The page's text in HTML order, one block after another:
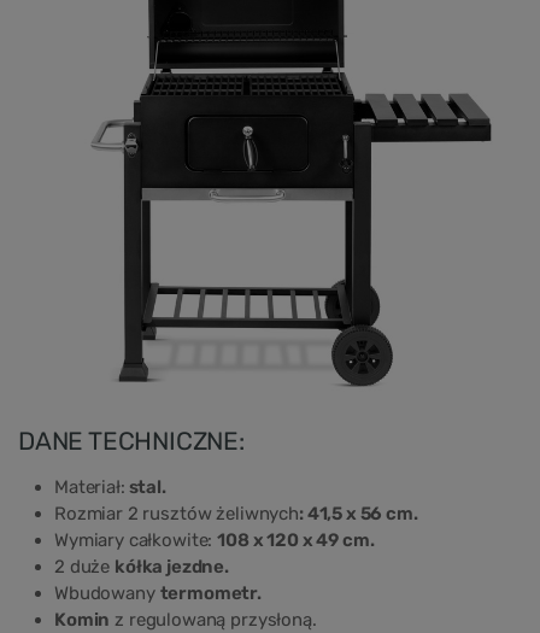
DANE TECHNICZNE:
Materiał: stal.
Rozmiar 2 rusztów żeliwnych: 41,5 x 56 cm.
Wymiary całkowite:108 x 120 x 49 cm.
2 duże kółka jezdne.
Wbudowany termometr.
Komin z regulowaną przysłoną.